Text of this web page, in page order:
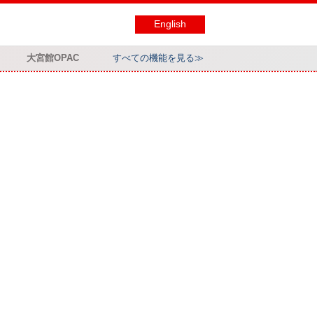
English
大宮館OPAC すべての機能を見る≫